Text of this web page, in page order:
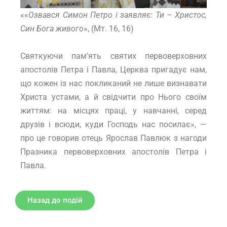
««Озвався Симон Петро і заявляє: Ти – Христос,
Син Бога живого», (Мт. 16, 16)
Святкуючи пам’ять святих первоверховних
апостолів Петра і Павла, Церква пригадує нам,
що кожен із нас покликаний не лише визнавати
Христа устами, а й свідчити про Нього своїм
життям: на місцях праці, у навчанні, серед
друзів і всюди, куди Господь нас посилає», —
про це говорив отець Ярослав Павлюк з нагоди
Празника первоверховних апостолів Петра і
Павла.
Назад до подій